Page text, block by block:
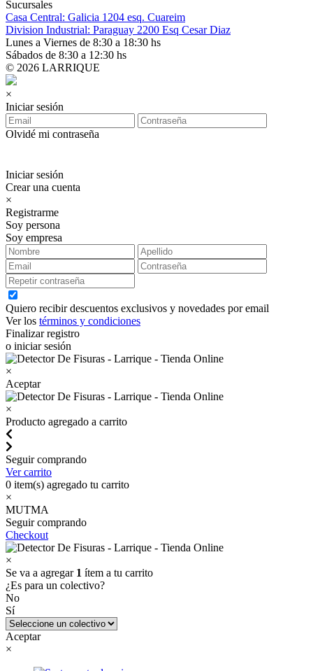
Sucursales
Casa Central: Galicia 1204 esq. Cuareim
Division Industrial: Paraguay 2200 Esq Cesar Diaz
Lunes a Viernes de 8:30 a 18:30 hs
Sábados de 8:30 a 12:30 hs
© 2026 LARRIQUE
×
Iniciar sesión
Olvidé mi contraseña
Iniciar sesión
Crear una cuenta
×
Registrarme
Soy persona
Soy empresa
Quiero recibir descuentos exclusivos y novedades por email
Ver los términos y condiciones
Finalizar registro
o iniciar sesión
×
Aceptar
×
Producto agregado a carrito
Seguir comprando
Ver carrito
0 item(s) agregado tu carrito
×
MUTMA
Seguir comprando
Checkout
×
Se va a agregar 1 ítem a tu carrito
¿Es para un colectivo?
No
Sí
Aceptar
×